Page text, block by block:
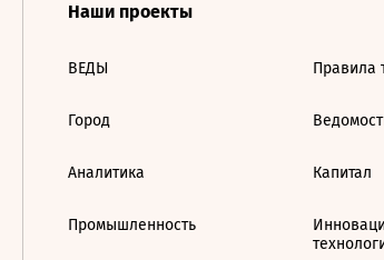
Наши проекты
ВЕДЫ
Город
Аналитика
Промышленность
Правила
Капитал